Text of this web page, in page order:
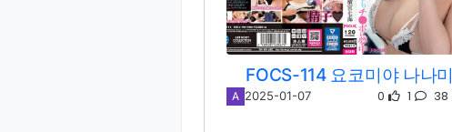
FOCS-114 요코미야 나나미
A 2025-01-07 0 1 38